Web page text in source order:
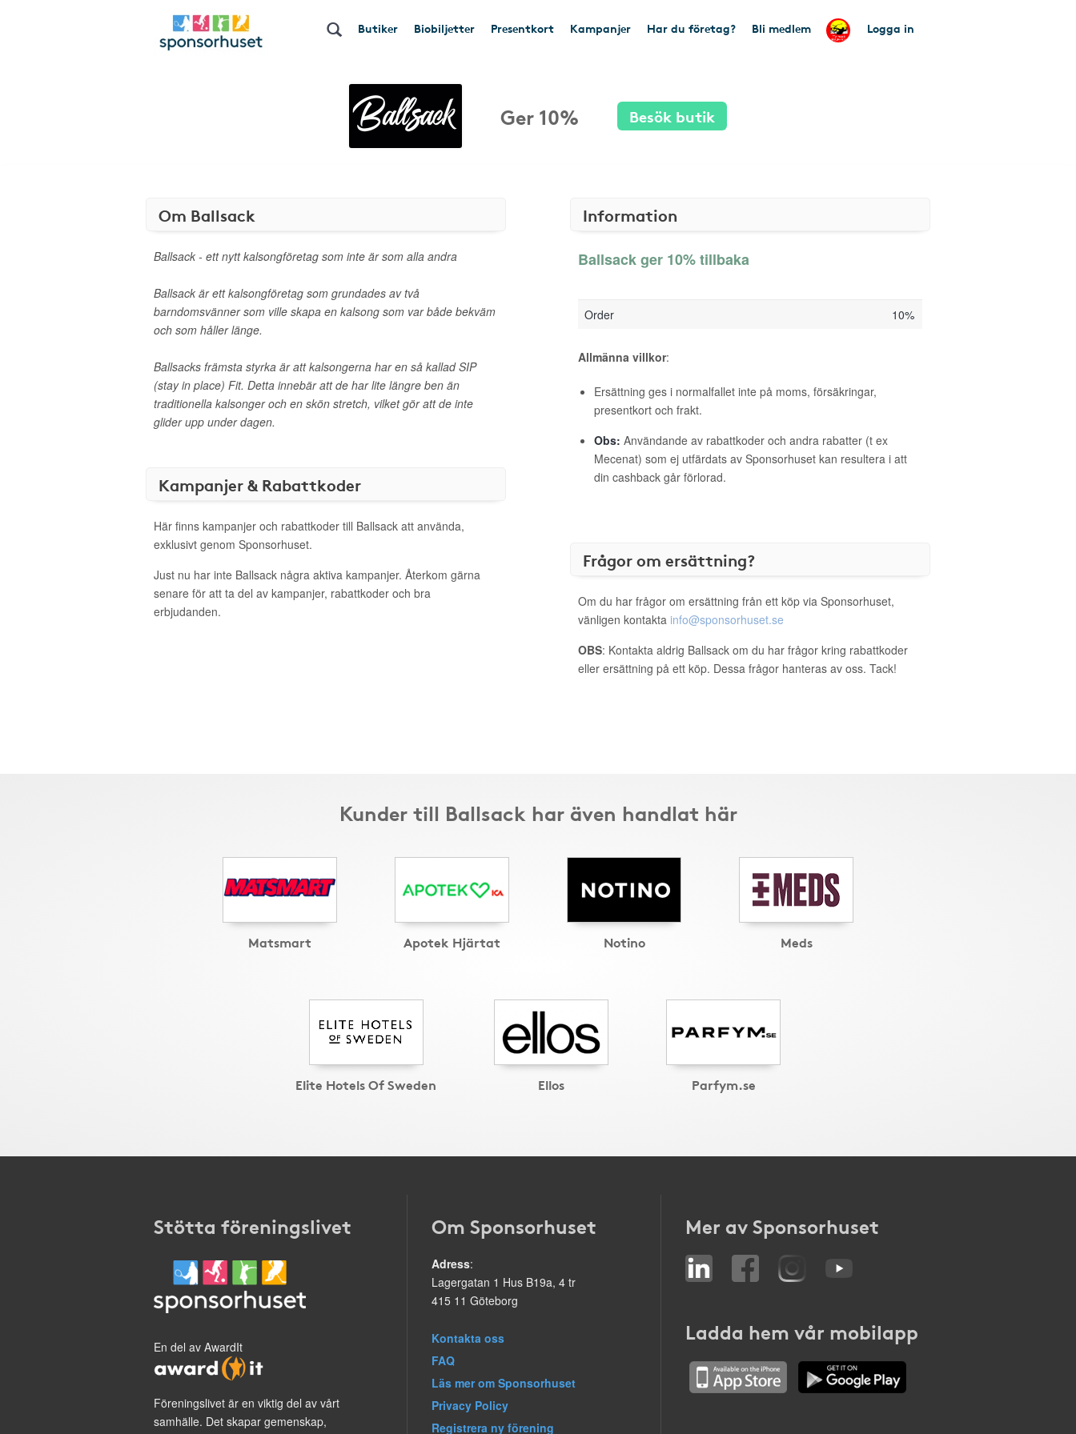
Butiker Biobiljetter Presentkort Kampanjer Har du företag? Bli medlem Logga in
Ger 10% Besök butik
Om Ballsack
Ballsack - ett nytt kalsongföretag som inte är som alla andra
Ballsack är ett kalsongföretag som grundades av två
barndomsvänner som ville skapa en kalsong som var både bekväm
och som håller länge.
Ballsacks främsta styrka är att kalsongerna har en så kallad SIP
(stay in place) Fit. Detta innebär att de har lite längre ben än
traditionella kalsonger och en skön stretch, vilket gör att de inte
glider upp under dagen.
Kampanjer & Rabattkoder
Här finns kampanjer och rabattkoder till Ballsack att använda,
exklusivt genom Sponsorhuset.
Just nu har inte Ballsack några aktiva kampanjer. Återkom gärna
senare för att ta del av kampanjer, rabattkoder och bra
erbjudanden.
Information
Ballsack ger 10% tillbaka
Order 10%
Allmänna villkor:
Ersättning ges i normalfallet inte på moms, försäkringar,
presentkort och frakt.
Obs: Användande av rabattkoder och andra rabatter (t ex
Mecenat) som ej utfärdats av Sponsorhuset kan resultera i att
din cashback går förlorad.
Frågor om ersättning?
Om du har frågor om ersättning från ett köp via Sponsorhuset,
vänligen kontakta info@sponsorhuset.se
OBS: Kontakta aldrig Ballsack om du har frågor kring rabattkoder
eller ersättning på ett köp. Dessa frågor hanteras av oss. Tack!
Kunder till Ballsack har även handlat här
Matsmart Apotek Hjärtat Notino Meds
Elite Hotels Of Sweden Ellos Parfym.se
Stötta föreningslivet
En del av AwardIt
Föreningslivet är en viktig del av vårt
samhälle. Det skapar gemenskap,
Om Sponsorhuset
Adress:
Lagergatan 1 Hus B19a, 4 tr
415 11 Göteborg
Kontakta oss
FAQ
Läs mer om Sponsorhuset
Privacy Policy
Registrera ny förening
Mer av Sponsorhuset
Ladda hem vår mobilapp